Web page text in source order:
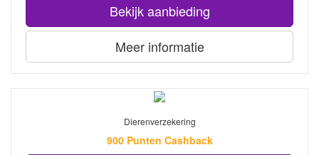
Bekijk aanbieding
Meer informatie
Dierenverzekering
900 Punten Cashback